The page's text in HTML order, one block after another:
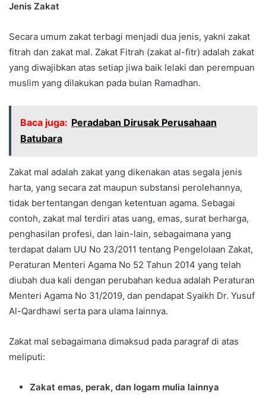
Jenis Zakat
Secara umum zakat terbagi menjadi dua jenis, yakni zakat
fitrah dan zakat mal. Zakat Fitrah (zakat al-fitr) adalah zakat
yang diwajibkan atas setiap jiwa baik lelaki dan perempuan
muslim yang dilakukan pada bulan Ramadhan.
Baca juga: Peradaban Dirusak Perusahaan
Batubara
Zakat mal adalah zakat yang dikenakan atas segala jenis
harta, yang secara zat maupun substansi perolehannya,
tidak bertentangan dengan ketentuan agama. Sebagai
contoh, zakat mal terdiri atas uang, emas, surat berharga,
penghasilan profesi, dan lain-lain, sebagaimana yang
terdapat dalam UU No 23/2011 tentang Pengelolaan Zakat,
Peraturan Menteri Agama No 52 Tahun 2014 yang telah
diubah dua kali dengan perubahan kedua adalah Peraturan
Menteri Agama No 31/2019, dan pendapat Syaikh Dr. Yusuf
Al-Qardhawi serta para ulama lainnya.
Zakat mal sebagaimana dimaksud pada paragraf di atas
meliputi:
Zakat emas, perak, dan logam mulia lainnya